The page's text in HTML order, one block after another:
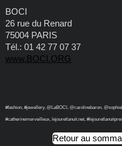
BOCI
26 rue du Renard
75004 PARIS
Tél.: 01 42 77 07 37
www.BOCI.ORG
#fashion, #jewellery, @LaBOCI, @carolinebaron,
#catherinemerveilleux, lejouretlanuit.net,
Retour au